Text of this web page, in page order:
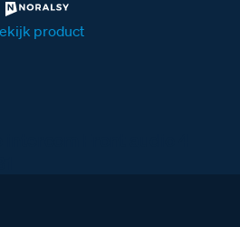
product